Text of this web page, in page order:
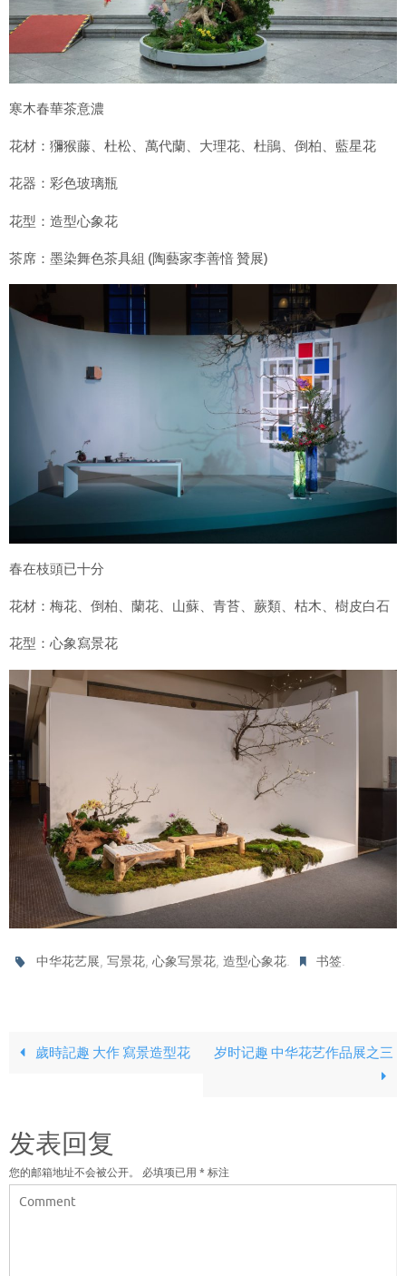
寒木春華茶意濃
花材：獼猴藤、杜松、萬代蘭、大理花、杜鵑、倒柏、藍星花
花器：彩色玻璃瓶
花型：造型心象花
茶席：墨染舞色茶具組 (陶藝家李善愔 贊展)
春在枝頭已十分
花材：梅花、倒柏、蘭花、山蘇、青苔、蕨類、枯木、樹皮白石
花型：心象寫景花
中华花艺展,写景花,心象写景花,造型心象花. 书签.
歲時記趣 大作 寫景造型花 岁时记趣 中华花艺作品展之三
发表回复
您的邮箱地址不会被公开。 必填项已用 *标注